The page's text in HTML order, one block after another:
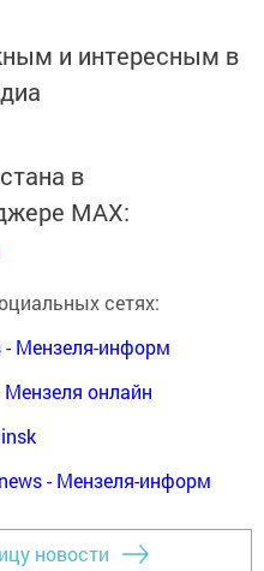
и интересным в
в
MАХ:
сетях:
- Мензеля-информ
онлайн
- Мензеля-информ
новости